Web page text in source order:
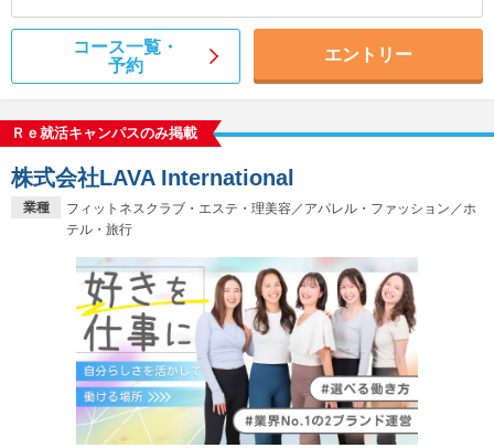
コース一覧・
予約
エントリー
Ｒｅ就活キャンパスのみ掲載
業種
フィットネスクラブ・エステ・理美容／アパレル・ファッション／ホ
テル・旅行
株式会社LAVA International